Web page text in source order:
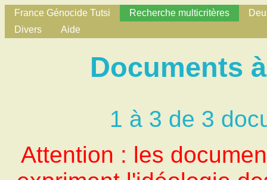
France Génocide Tutsi Recherche multicritères
Divers
Aide
Documents
1 à 3 de 3
Attention : les